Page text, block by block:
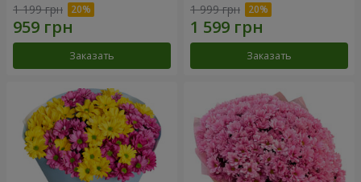
1 199 грн
Заказать
1 999 грн
Заказать